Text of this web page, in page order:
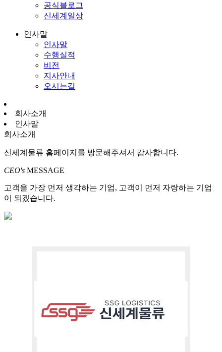
공식블로그
신세계일상
인사말
인사말
수행실적
비전
지사안내
오시는길
회사소개
인사말
회사소개
신세계물류 홈페이지를 방문해주셔서 감사합니다.
CEO's MESSAGE
고객을 가장 먼저 생각하는 기업, 고객이 먼저 자랑하는 기업
이 되겠습니다.